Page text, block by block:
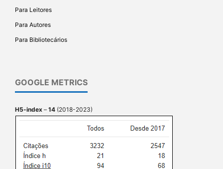
Para Leitores
Para Autores
Para Bibliotecários
GOOGLE METRICS
H5-index – 14 (2018-2023)